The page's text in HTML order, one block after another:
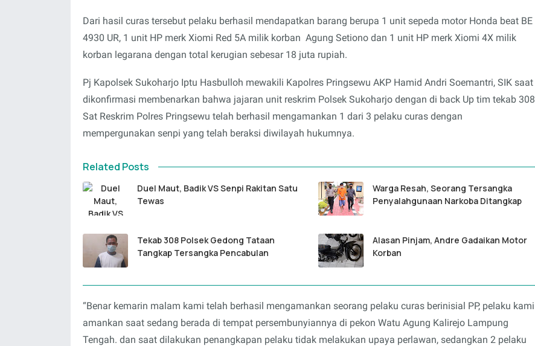
Dari hasil curas tersebut pelaku berhasil mendapatkan barang berupa 1 unit sepeda motor Honda beat BE
4930 UR, 1 unit HP merk Xiomi Red 5A milik korban Agung Setiono dan 1 unit HP merk Xiomi 4X milik
korban legarana dengan total kerugian sebesar 18 juta rupiah.
Pj Kapolsek Sukoharjo Iptu Hasbulloh mewakili Kapolres Pringsewu AKP Hamid Andri Soemantri, SIK saat
dikonfirmasi membenarkan bahwa jajaran unit reskrim Polsek Sukoharjo dengan di back Up tim tekab 308
Sat Reskrim Polres Pringsewu telah berhasil mengamankan 1 dari 3 pelaku curas dengan
mempergunakan senpi yang telah beraksi diwilayah hukumnya.
Related Posts
Duel Maut, Badik VS Senpi Rakitan Satu
Tewas
Warga Resah, Seorang Tersangka
Penyalahgunaan Narkoba Ditangkap
Tekab 308 Polsek Gedong Tataan
Tangkap Tersangka Pencabulan
Alasan Pinjam, Andre Gadaikan Motor
Korban
“Benar kemarin malam kami telah berhasil mengamankan seorang pelaku curas berinisial PP, pelaku kami
amankan saat sedang berada di tempat persembunyiannya di pekon Watu Agung Kalirejo Lampung
Tengah. dan saat dilakukan penangkapan pelaku tidak melakukan upaya perlawan, sedangkan 2 pelaku